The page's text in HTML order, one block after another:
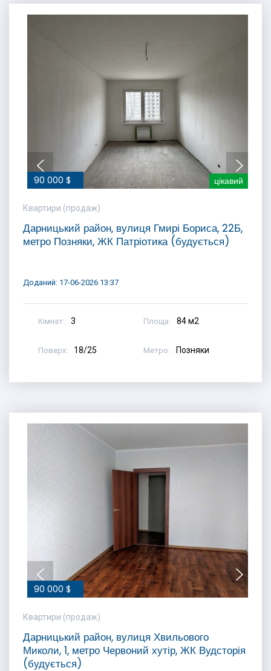
90 000 $ цікавий
Квартири (продаж)
Дарницький район, вулиця Гмирі Бориса, 22Б,
метро Позняки, ЖК Патріотика (будується)
Доданий: 17-06-2026 13:37
Кімнат: 3 Площа: 84 м2
Поверх: 18/25 Метро: Позняки
90 000 $
Квартири (продаж)
Дарницький район, вулиця Хвильового
Миколи, 1, метро Червоний хутір, ЖК Вудсторія
(будується)